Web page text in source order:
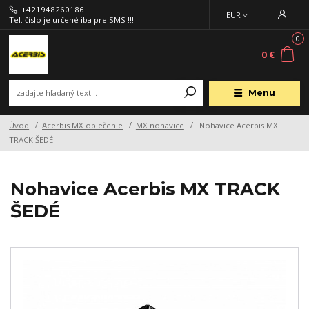
Menu
EUR
+421948260186
Tel. číslo je určené iba pre SMS !!!
0
0 €
Úvod Acerbis MX oblečenie MX nohavice
Nohavice Acerbis MX
TRACK ŠEDÉ
Nohavice Acerbis MX TRACK
ŠEDÉ